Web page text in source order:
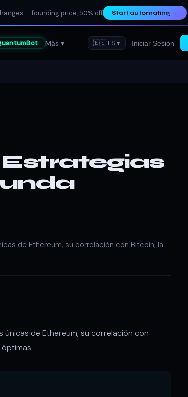
— founding price, 50% off Start automating→
Más ▾ 🇪🇸 ES ▾ Iniciar Sesión
de Ethereum, su correlación con Bitcoin, la
únicas de Ethereum, su correlación con